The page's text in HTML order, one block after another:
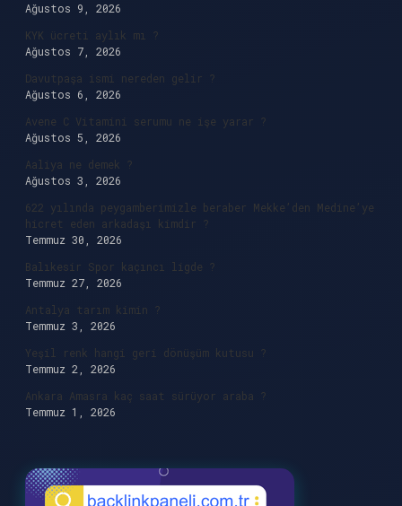
Ağustos 9, 2026
KYK ücreti aylık mı ?
Ağustos 7, 2026
Davutpaşa ismi nereden gelir ?
Ağustos 6, 2026
Avene C Vitamini serumu ne işe yarar ?
Ağustos 5, 2026
Aaliya ne demek ?
Ağustos 3, 2026
622 yılında peygamberimizle beraber Mekke’den Medine’ye
hicret eden arkadaşı kimdir ?
Temmuz 30, 2026
Balıkesir Spor kaçıncı ligde ?
Temmuz 27, 2026
Antalya tarım kimin ?
Temmuz 3, 2026
Yeşil renk hangi geri dönüşüm kutusu ?
Temmuz 2, 2026
Ankara Amasra kaç saat sürüyor araba ?
Temmuz 1, 2026